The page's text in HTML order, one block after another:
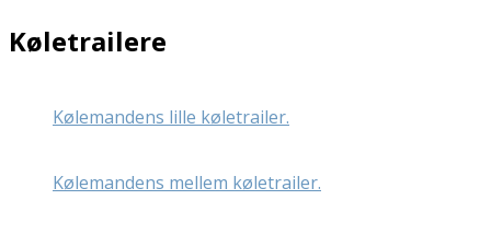
Køletrailere
Kølemandens lille køletrailer.
Kølemandens mellem køletrailer.